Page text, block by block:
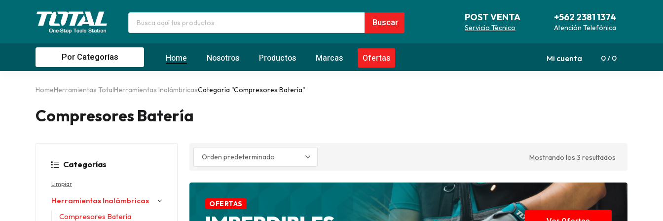
POST VENTA
Servicio Técnico
+562 2381 1374
Atención Telefónica
0 0
Mi cuenta
Por Categorías Home Nosotros Productos Marcas Ofertas
HomeHerramientas TotalHerramientas InalámbricasCategoría "Compresores Batería"
Compresores Batería
Categorías
Limpiar
Herramientas Inalámbricas
Compresores Batería
Mostrando los 3 resultados
OFERTAS